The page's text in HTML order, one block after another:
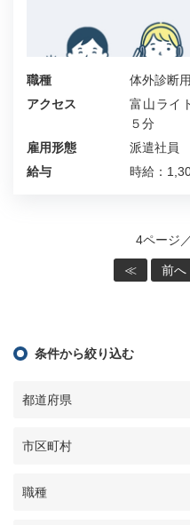
職種
体外診断
アクセス
富山ラ
５分
雇用形態
派遣社員
給与
時給：
4ページ
≪ 前へ
条件から絞り込む
都道府県
市区町村
職種